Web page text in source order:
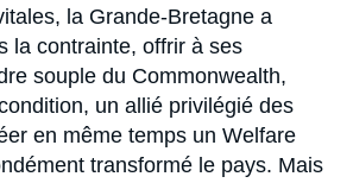
la Grande-Bretagne a
la contrainte, offrir à ses
souple du Commonwealth,
un allié privilégié des
en même temps un Welfare
transformé le pays. Mais